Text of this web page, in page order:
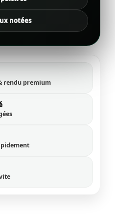
notées
rendu premium